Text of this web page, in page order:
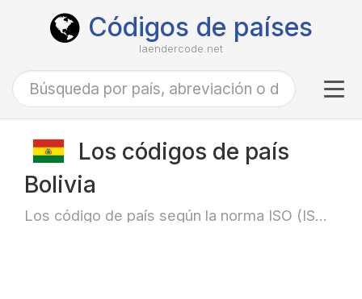
Códigos de países
laendercode.net
Los códigos de país
Bolivia
Los código de país según la norma ISO (ISO-3166)